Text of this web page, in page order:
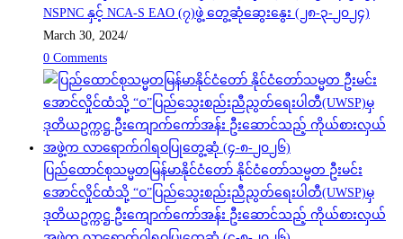
NSPNC နှင့် NCA-S EAO (၇)ဖွဲ့ တွေ့ဆုံဆွေးနွေး (၂၈-၃-၂၀၂၄)
March 30, 2024/
0 Comments
ပြည်ထောင်စုသမ္မတမြန်မာနိုင်ငံတော် နိုင်ငံတော်သမ္မတ ဦးမင်း
အောင်လှိုင်ထံသို့ “ဝ”ပြည်သွေးစည်းညီညွတ်ရေးပါတီ(UWSP)မှ
ဒုတိယဥက္ကဋ္ဌ ဦးကျောက်ကော်အန်း ဦးဆောင်သည့် ကိုယ်စားလှယ်